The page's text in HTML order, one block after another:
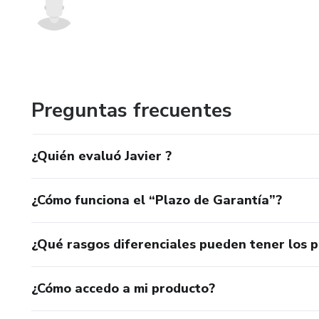
Preguntas frecuentes
¿Quién evaluó Javier ?
¿Cómo funciona el “Plazo de Garantía”?
¿Qué rasgos diferenciales pueden tener los
¿Cómo accedo a mi producto?